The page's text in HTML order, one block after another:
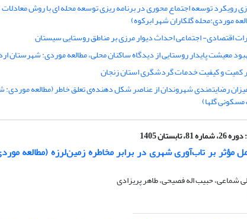
رویکرد توسعه اجتماع محوری در برنامه ریزی توسعه محله ای با روش معادلات
موردی:محله گلکاران شهر ابرکوه)
اقتصادی- اجتماعی احداث دیوار مرزی بر مناطق روستایی سیستان
معیشت پایدار روستایی از دیدگاه ساکنان محلی، مطالعه موردی: شهرستان
کمیت و کیفیت خدمات گردشگری استان زنجان
رضایتمندی شهروندان از عناصر شکل دهنده‌ی تعلق خاطر (مطالعه موردی:
گلها)
دوره 26، شماره 81، تابستان 1405
مؤثر بر تاب‌آوری شهری در برابر مخاطره زمین‌لرزه (مطالعه
شماعی، حبیب اله فصیحی، طاهر پریزادی